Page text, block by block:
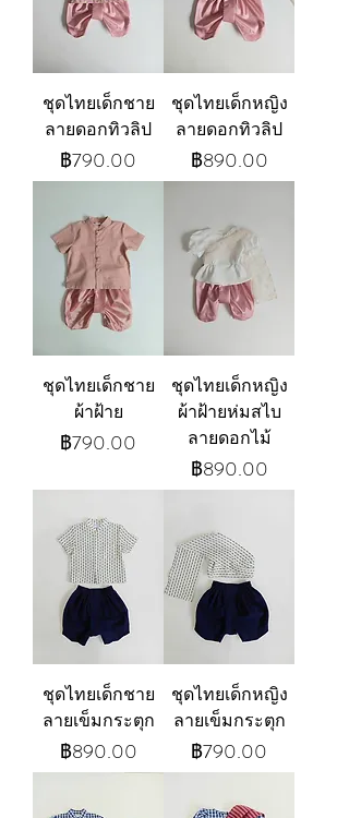
ชุดไทยเด็กชาย
ลายดอกทิวลิป
ราคา
฿790.00
ชุดไทยเด็กหญิง
ลายดอกทิวลิป
ราคา
฿890.00
ชุดไทยเด็กชาย
ผ้าฝ้าย
ราคา
฿790.00
ชุดไทยเด็กหญิง
ผ้าฝ้ายห่มสไบ
ลายดอกไม้
ราคา
฿890.00
ชุดไทยเด็กชาย
ลายเข็มกระตุก
ราคา
฿890.00
ชุดไทยเด็กหญิง
ลายเข็มกระตุก
ราคา
฿790.00